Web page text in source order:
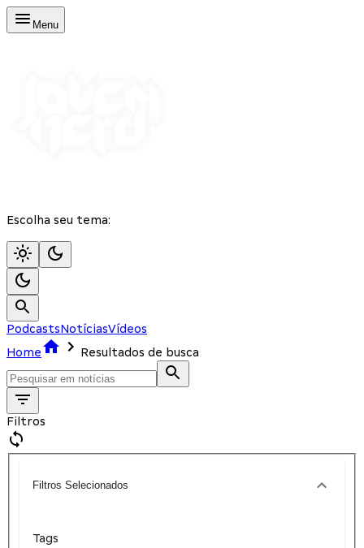
Menu
Escolha seu tema:
PodcastsNotíciasVídeos
Home
Resultados de busca
Filtros
Filtros Selecionados
Tags